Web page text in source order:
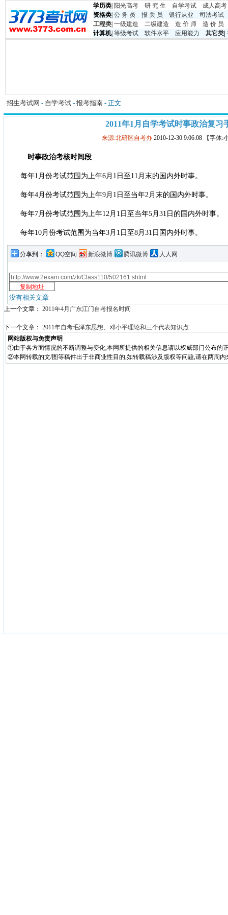
学历类 阳光高考 研 究 生 自学考试
成人高考
资格类 公 务 员 报 关 员 银行从业
司法考试
工程类 一级建造 二级建造 造 价 师
造 价 员
计算机| 等级考试 软件水平 应用能力 其它类
招生考试网 - 自学考试 - 报考指南 - 正文
2011年1月自学考试时事政治复习
来源:北碚区自考办 2010-12-30 9:06:08 【字体:
时事政治考核时间段
每年1月份考试范围为上年6月1日至11月末的国内外时事。
每年4月份考试范围为上年9月1日至当年2月末的国内外时事。
每年7月份考试范围为上年12月1日至当年5月31日的国内外时事。
每年10月份考试范围为当年3月1日至8月31日国内外时事。
分享到： QQ空间 新浪微博 腾讯微博 人人网
没有相关文章
上一个文章： 2011年4月广东江门自考报名时间
下一个文章： 2011年自考毛泽东思想、邓小平理论和三个代表知识点
网站版权与免责声明
①由于各方面情况的不断调整与变化,本网所提供的相关信息请以权威部门公布的
②本网转载的文/图等稿件出于非商业性目的,如转载稿涉及版权等问题,请在两周内